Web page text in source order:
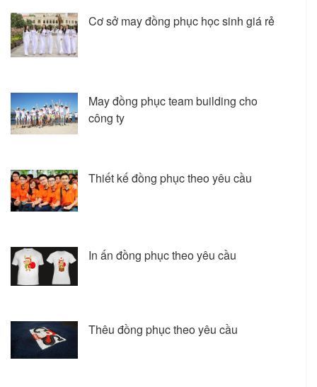
Cơ sở may đồng phục học sinh giá rẻ
May đồng phục team building cho
công ty
Thiết kế đồng phục theo yêu cầu
In ấn đồng phục theo yêu cầu
Thêu đồng phục theo yêu cầu